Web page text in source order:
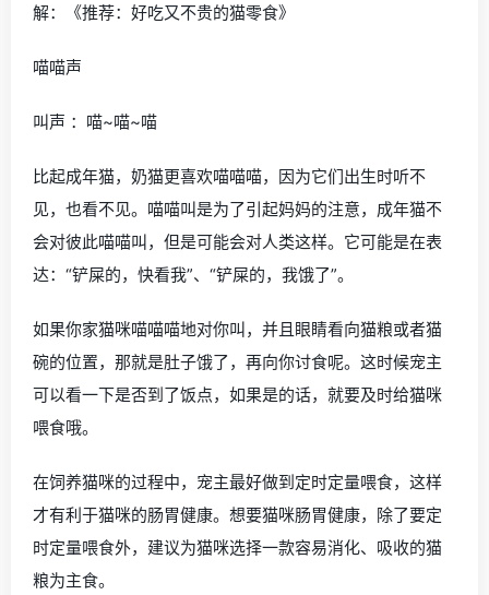
解：《推荐：好吃又不贵的猫零食》
喵喵声
叫声 ：喵~喵~喵
比起成年猫，奶猫更喜欢喵喵喵，因为它们出生时听不
见，也看不见。喵喵叫是为了引起妈妈的注意，成年猫不
会对彼此喵喵叫，但是可能会对人类这样。它可能是在表
达：“铲屎的，快看我”、“铲屎的，我饿了”。
如果你家猫咪喵喵喵地对你叫，并且眼睛看向猫粮或者猫
碗的位置，那就是肚子饿了，再向你讨食呢。这时候宠主
可以看一下是否到了饭点，如果是的话，就要及时给猫咪
喂食哦。
在饲养猫咪的过程中，宠主最好做到定时定量喂食，这样
才有利于猫咪的肠胃健康。想要猫咪肠胃健康，除了要定
时定量喂食外，建议为猫咪选择一款容易消化、吸收的猫
粮为主食。